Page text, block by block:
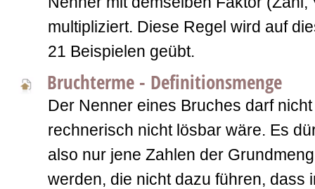
multipliziert. Diese Regel wird auf
21 Beispielen geübt.
Bruchterme - Definitionsmenge
Der Nenner eines Bruches darf
rechnerisch nicht lösbar wäre. Es
also nur jene Zahlen der
werden, die nicht dazu führen, dass